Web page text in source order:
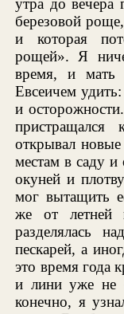
утра до вечера
березовой
и которая
рощей». Я
время, и мать
Евсеичем
и
открывал
местам в саду
окуней и
мог вытащить
же от летней
разделялась
пескарей, а
это время года
и лини уже не
конечно, я